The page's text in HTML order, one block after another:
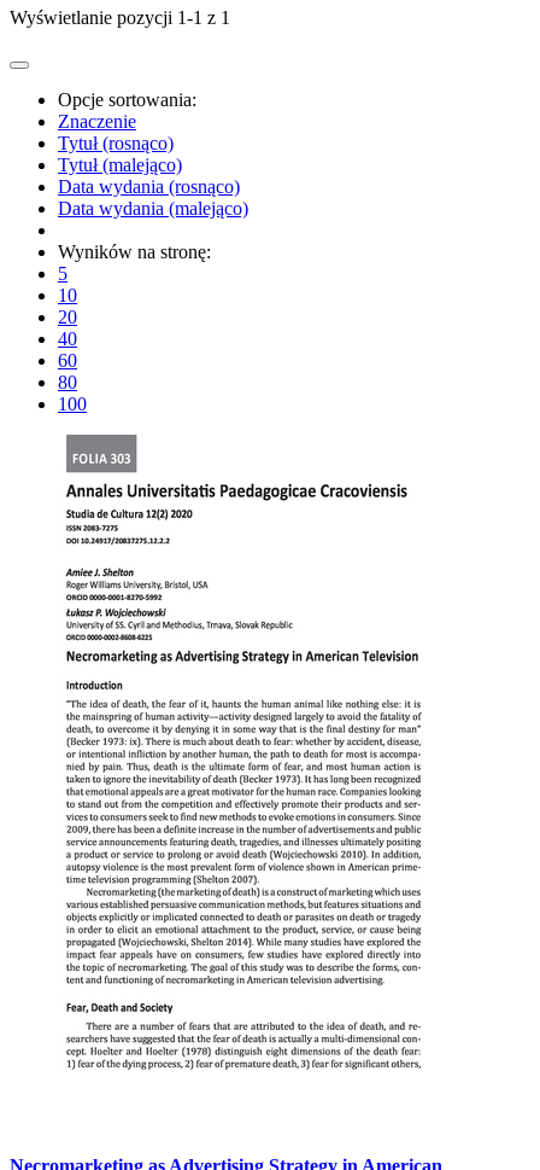
Wyświetlanie pozycji 1-1 z 1
Opcje sortowania:
Znaczenie
Tytuł (rosnąco)
Tytuł (malejąco)
Data wydania (rosnąco)
Data wydania (malejąco)
Wyników na stronę:
5
10
20
40
60
80
100